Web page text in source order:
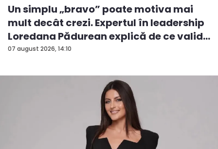
07 august 2026, 14:10
Un simplu „bravo” poate motiva mai
mult decât crezi. Expertul în leadership
Loredana Pădurean explică de ce valid...